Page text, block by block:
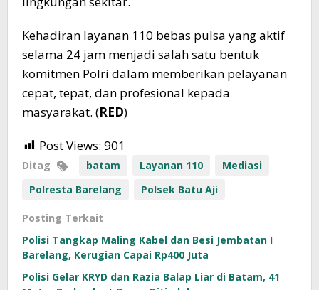
Kehadiran layanan 110 bebas pulsa yang aktif
selama 24 jam menjadi salah satu bentuk
komitmen Polri dalam memberikan pelayanan
cepat, tepat, dan profesional kepada
masyarakat. (RED)
Post Views: 901
Ditag batam Layanan 110
Mediasi
Polresta Barelang
Polsek Batu Aji
Posting Terkait
Polisi Tangkap Maling Kabel dan Besi Jembatan I
Barelang, Kerugian Capai Rp400 Juta
Polisi Gelar KRYD dan Razia Balap Liar di Batam, 41